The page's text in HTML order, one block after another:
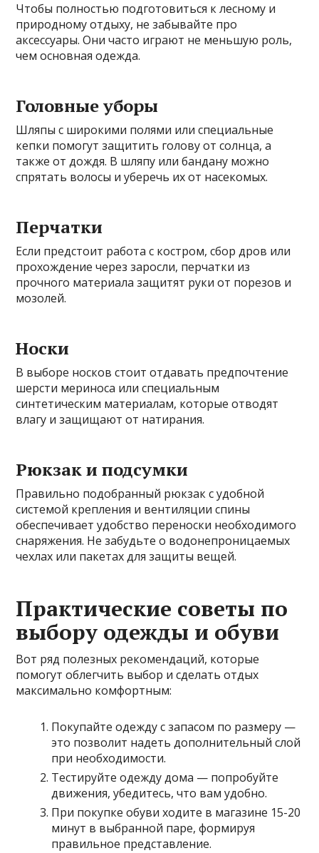
Чтобы полностью подготовиться к лесному и
природному отдыху, не забывайте про
аксессуары. Они часто играют не меньшую роль,
чем основная одежда.
Головные уборы
Шляпы с широкими полями или специальные
кепки помогут защитить голову от солнца, а
также от дождя. В шляпу или бандану можно
спрятать волосы и уберечь их от насекомых.
Перчатки
Если предстоит работа с костром, сбор дров или
прохождение через заросли, перчатки из
прочного материала защитят руки от порезов и
мозолей.
Носки
В выборе носков стоит отдавать предпочтение
шерсти мериноса или специальным
синтетическим материалам, которые отводят
влагу и защищают от натирания.
Рюкзак и подсумки
Правильно подобранный рюкзак с удобной
системой крепления и вентиляции спины
обеспечивает удобство переноски необходимого
снаряжения. Не забудьте о водонепроницаемых
чехлах или пакетах для защиты вещей.
Практические советы по
выбору одежды и обуви
Вот ряд полезных рекомендаций, которые
помогут облегчить выбор и сделать отдых
максимально комфортным:
Покупайте одежду с запасом по размеру —
это позволит надеть дополнительный слой
при необходимости.
Тестируйте одежду дома — попробуйте
движения, убедитесь, что вам удобно.
При покупке обуви ходите в магазине 15-20
минут в выбранной паре, формируя
правильное представление.